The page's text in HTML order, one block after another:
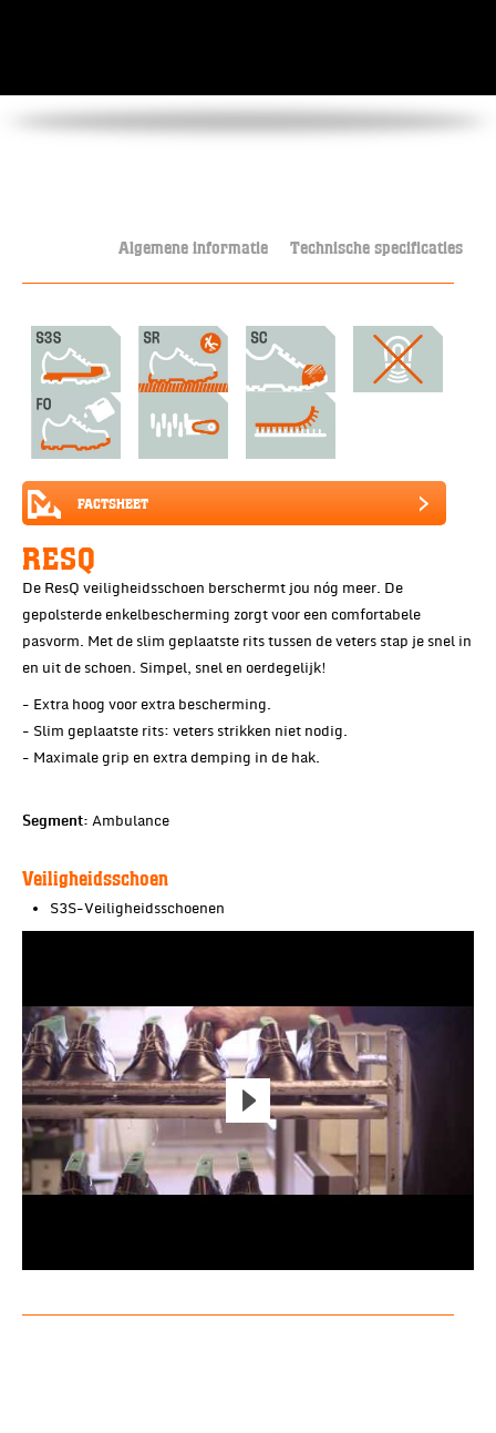
Algemene informatie Technische specificaties
FACTSHEET
RESQ
De ResQ veiligheidsschoen berschermt jou nóg meer. De
gepolsterde enkelbescherming zorgt voor een comfortabele
pasvorm. Met de slim geplaatste rits tussen de veters stap je snel in
en uit de schoen. Simpel, snel en oerdegelijk!
- Extra hoog voor extra bescherming.
- Slim geplaatste rits: veters strikken niet nodig.
- Maximale grip en extra demping in de hak.
Segment: Ambulance
Veiligheidsschoen
S3S-Veiligheidsschoenen